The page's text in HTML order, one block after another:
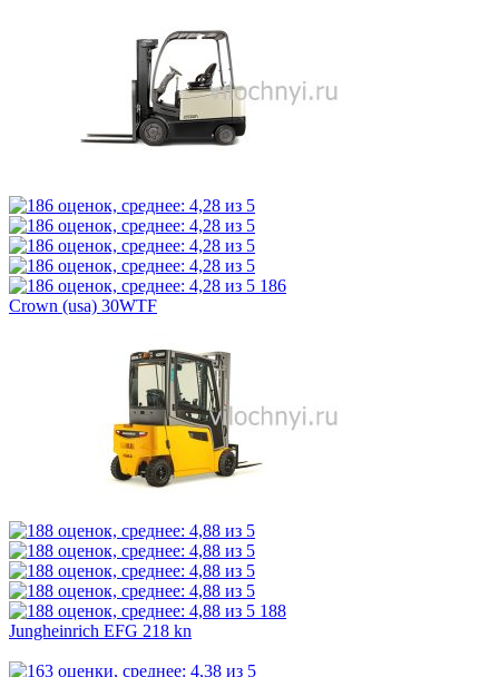
186
Crown (usa) 30WTF
188
Jungheinrich EFG 218 kn